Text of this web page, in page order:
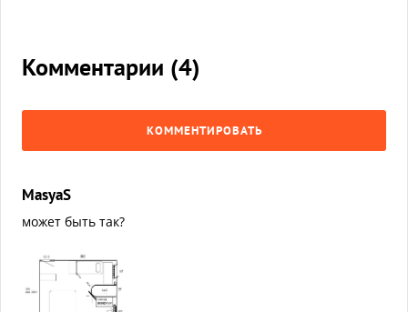
Комментарии (4)
КОММЕНТИРОВАТЬ
MasyaS
может быть так?